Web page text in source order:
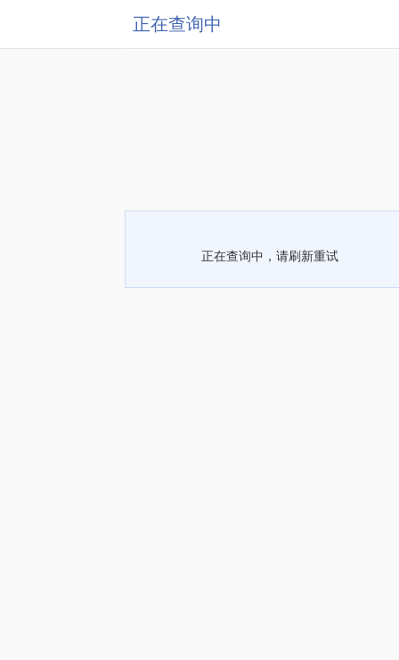
正在查询中
正在查询中，请刷新重试